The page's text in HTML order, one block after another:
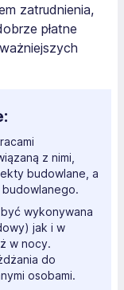
zatrudnienia,
płatne
z nimi,
budowlane, a
wykonywana
jak i w
w nocy.
do
osobami.